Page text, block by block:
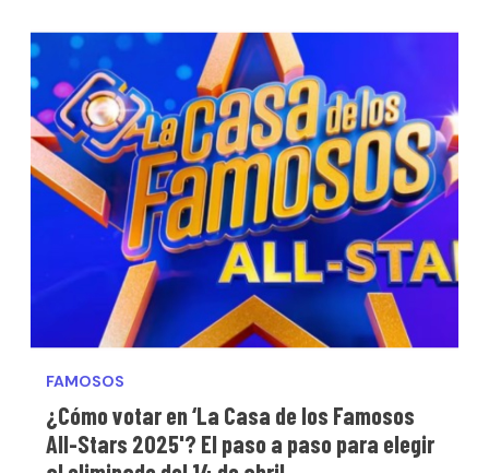
FAMOSOS
¿Cómo votar en ‘La Casa de los Famosos
All-Stars 2025'? El paso a paso para elegir